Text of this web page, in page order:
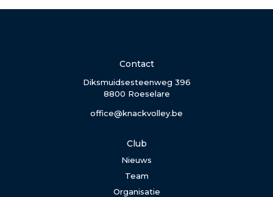
Contact
Diksmuidsesteenweg 396
8800 Roeselare
office@knackvolley.be
Club
Nieuws
Team
Organisatie